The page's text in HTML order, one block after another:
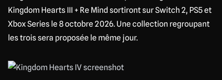
Kingdom Hearts III + Re Mind sortiront sur Switch 2, PS5 et
Xbox Series le 8 octobre 2026. Une collection regroupant
les trois sera proposée le même jour.